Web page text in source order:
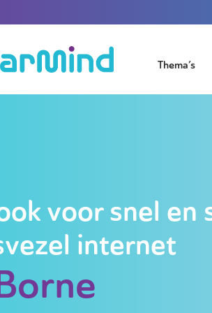
Thema’s
voor snel en
internet